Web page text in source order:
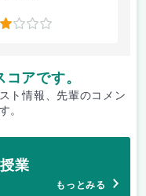
アです。
ト情報、先輩のコメン
。
業
もっとみる